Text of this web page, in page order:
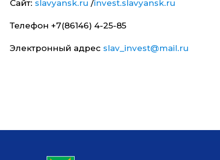
Сайт: slavyansk.ru /invest.slavyansk.ru
Телефон +7(86146) 4-25-85
Электронный адрес slav_invest@mail.ru